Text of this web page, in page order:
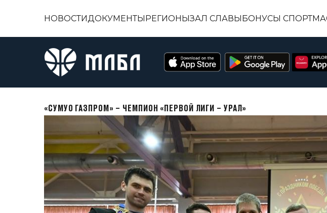
НОВОСТИДОКУМЕНТЫРЕГИОНЫЗАЛ СЛАВЫБОНУСЫ
«СУМУО ГАЗПРОМ» – ЧЕМПИОН «ПЕРВОЙ ЛИГИ – УРАЛ»